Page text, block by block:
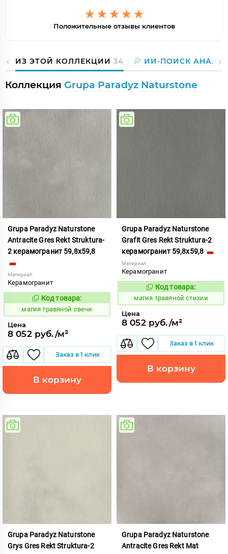
Положительные отзывы клиентов
ИЗ ЭТОЙ КОЛЛЕКЦИИ 34 ИИ-ПОИСК
Коллекция Grupa Paradyz Naturstone
Grupa Paradyz Naturstone
Antracite Gres Rekt Struktura-
2 керамогранит 59,8x59,8
Материал:
Керамогранит
919209
Код товара:
магия травяной свечи
Цена
8 052 руб./м²
Заказ в 1 клик
В корзину
Grupa Paradyz Naturstone
Grafit Gres Rekt Struktura-2
керамогранит 59,8x59,8
Материал:
Керамогранит
919223
Код товара:
магия травяной стихии
Цена
8 052 руб./м²
Заказ в 1 клик
В корзину
Grupa Paradyz Naturstone
Grys Gres Rekt Struktura-2
Grupa Paradyz Naturstone
Antracite Gres Rekt Mat